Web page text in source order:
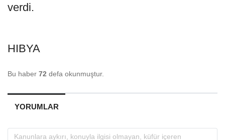
verdi.
HIBYA
Bu haber 72 defa okunmuştur.
YORUMLAR